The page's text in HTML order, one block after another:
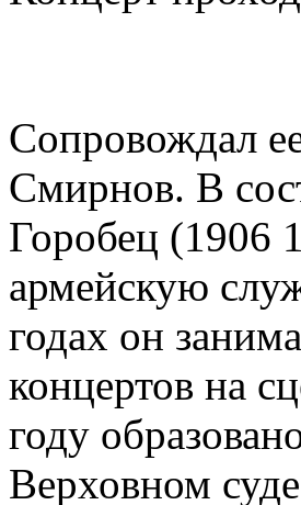
Сопровождал
Смирнов. В
Горобец (1906
армейскую
годах он
концертов на
году
Верховном